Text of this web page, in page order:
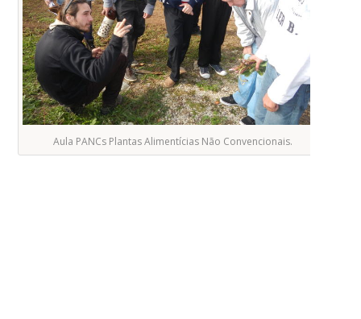
Aula PANCs Plantas Alimentícias Não Convencionais.